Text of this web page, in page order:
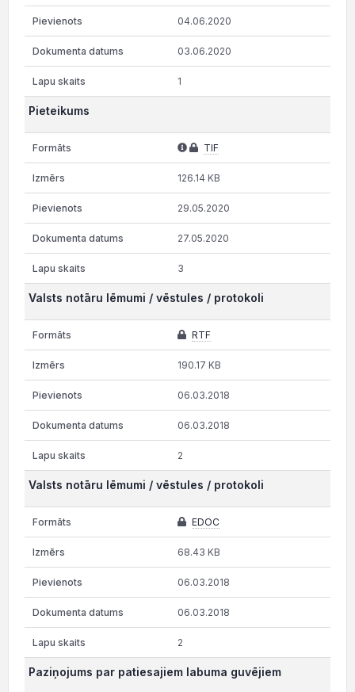
04.06.2020
03.06.2020
1
Pieteikums
TIF
126.14 KB
29.05.2020
27.05.2020
3
Valsts notāru lēmumi / vēstules / protokoli
RTF
190.17 KB
06.03.2018
06.03.2018
2
Valsts notāru lēmumi / vēstules / protokoli
EDOC
68.43 KB
06.03.2018
06.03.2018
2
Paziņojums par patiesajiem labuma guvējiem